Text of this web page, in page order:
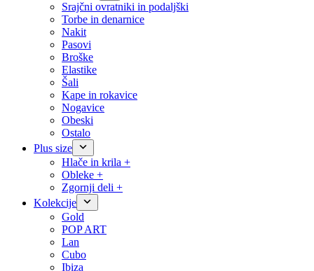
Srajčni ovratniki in podaljški
Torbe in denarnice
Nakit
Pasovi
Broške
Elastike
Šali
Kape in rokavice
Nogavice
Obeski
Ostalo
Plus size
Hlače in krila +
Obleke +
Zgornji deli +
Kolekcije
Gold
POP ART
Lan
Cubo
Ibiza